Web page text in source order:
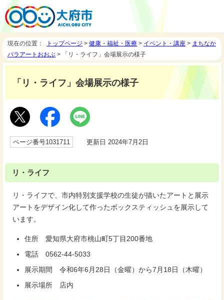
現在の位置： トップページ > 健康・福祉・医療 > イベント・講座 > まちなか
パラアートおおぶ > 「リ・ライフ」会場展示の様子
「リ・ライフ」会場展示の様子
ページ番号1031711 更新日 2024年7月2日
リ・ライフ
リ・ライフで、市内特別支援学校の生徒が描いたアートと展示
アートをデザイン化して作ったボックスティッシュを展示して
います。
住所 愛知県大府市桃山町5丁目200番地
電話 0562-44-5033
展示期間 令和6年6月28日（金曜）から7月18日（木曜）
展示場所 店内